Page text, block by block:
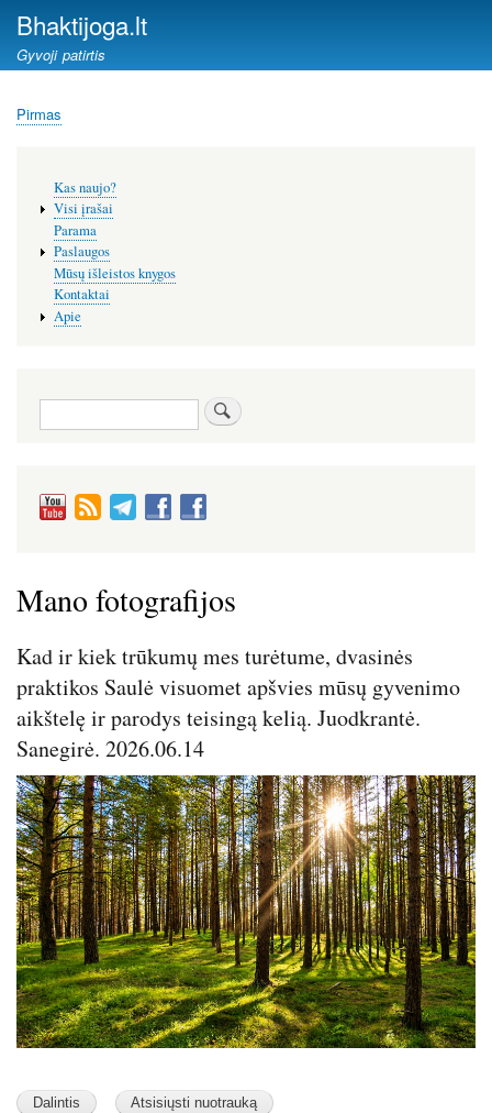
Bhaktijoga.lt
Gyvoji patirtis
Kelias
Pirmas
Mano fotografijos
Kad ir kiek trūkumų mes turėtume, dvasinės
praktikos Saulė visuomet apšvies mūsų gyvenimo
aikštelę ir parodys teisingą kelią. Juodkrantė.
Sanegirė. 2026.06.14
Image
meniu
Kas naujo?
Visi įrašai
Parama
Paslaugos
Mūsų išleistos knygos
Kontaktai
Apie
Paieška